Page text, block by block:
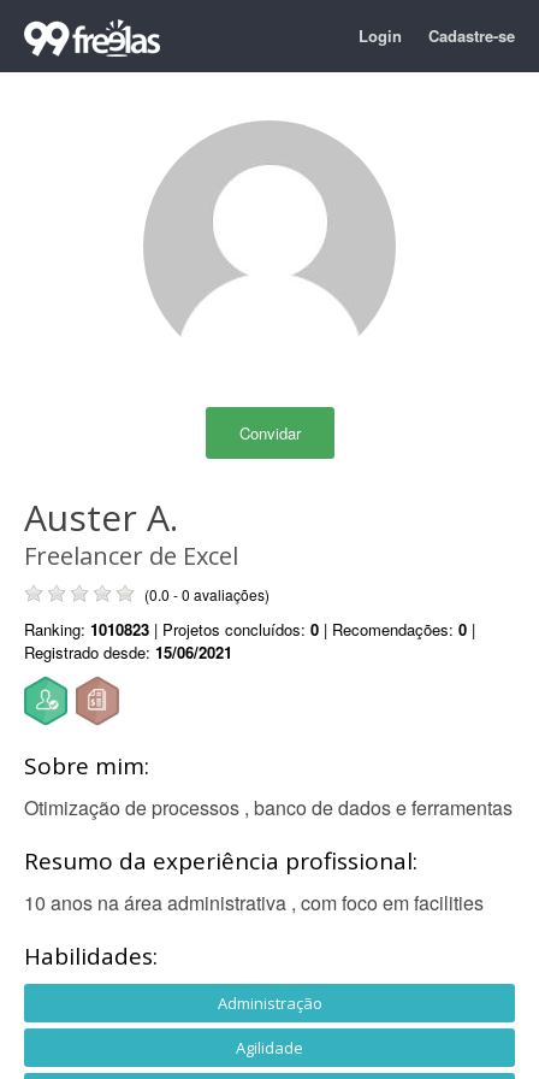
Login Cadastre-se
Convidar
Auster A.
Freelancer de Excel
(0.0 - 0 avaliações)
Ranking: 1010823 | Projetos concluídos: 0 | Recomendações: 0 |
Registrado desde: 15/06/2021
Sobre mim:
Otimização de processos , banco de dados e ferramentas
Resumo da experiência profissional:
10 anos na área administrativa , com foco em facilities
Habilidades:
Administração
Agilidade